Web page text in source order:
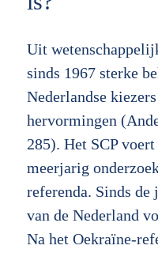
Uit
sinds 1967 sterke
Nederlandse
hervormingen
285). Het SCP
meerjarig
referenda. Sinds
van de Nederland
Na het Oekraïne-